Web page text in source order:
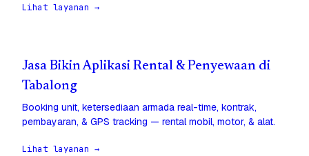
Lihat layanan →
Jasa Bikin Aplikasi Rental & Penyewaan di
Tabalong
Booking unit, ketersediaan armada real-time, kontrak,
pembayaran, & GPS tracking — rental mobil, motor, & alat.
Lihat layanan →